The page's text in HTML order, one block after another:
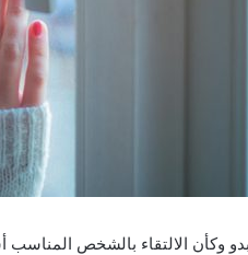
وكأن الالتقاء بالشخص المناسب